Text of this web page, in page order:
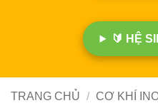
🔰 HỆ
TRANG CHỦ / CƠ KHÍ